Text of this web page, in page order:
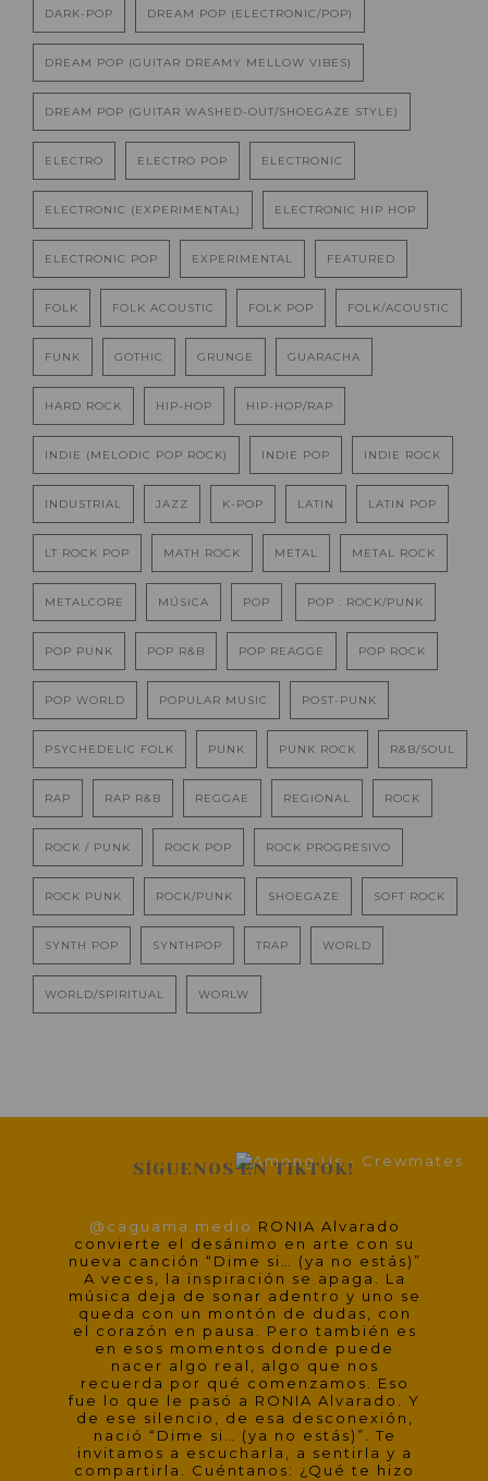
DARK-POP DREAM POP (ELECTRONIC/POP)
DREAM POP (GUITAR DREAMY MELLOW VIBES)
DREAM POP (GUITAR WASHED-OUT/SHOEGAZE STYLE)
ELECTRO ELECTRO POP ELECTRONIC
ELECTRONIC (EXPERIMENTAL) ELECTRONIC HIP HOP
ELECTRONIC POP EXPERIMENTAL FEATURED
FOLK FOLK ACOUSTIC FOLK POP FOLK/ACOUSTIC
FUNK GOTHIC GRUNGE GUARACHA
HARD ROCK HIP-HOP HIP-HOP/RAP
INDIE (MELODIC POP ROCK) INDIE POP INDIE ROCK
INDUSTRIAL JAZZ K-POP LATIN LATIN POP
LT ROCK POP MATH ROCK METAL METAL ROCK
METALCORE MÚSICA POP POP . ROCK/PUNK
POP PUNK POP R&B POP REAGGE POP ROCK
POP WORLD POPULAR MUSIC POST-PUNK
PSYCHEDELIC FOLK PUNK PUNK ROCK R&B/SOUL
RAP RAP R&B REGGAE REGIONAL ROCK
ROCK / PUNK ROCK POP ROCK PROGRESIVO
ROCK PUNK ROCK/PUNK SHOEGAZE SOFT ROCK
SYNTH POP SYNTHPOP TRAP WORLD
WORLD/SPIRITUAL WORLW
SÍGUENOS EN TIKTOK!
@caguama.medio RONIA Alvarado
convierte el desánimo en arte con su
nueva canción “Dime si… (ya no estás)”
A veces, la inspiración se apaga. La
música deja de sonar adentro y uno se
queda con un montón de dudas, con
el corazón en pausa. Pero también es
en esos momentos donde puede
nacer algo real, algo que nos
recuerda por qué comenzamos. Eso
fue lo que le pasó a RONIA Alvarado. Y
de ese silencio, de esa desconexión,
nació “Dime si… (ya no estás)”. Te
invitamos a escucharla, a sentirla y a
compartirla. Cuéntanos: ¿Qué te hizo